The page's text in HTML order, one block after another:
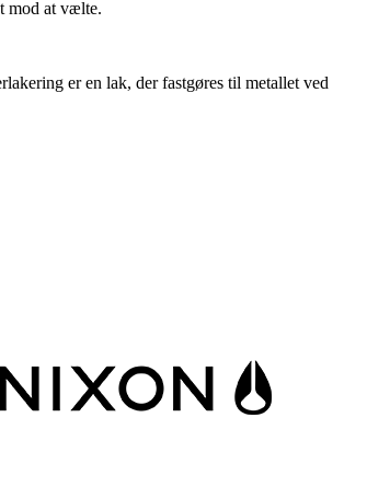
mod at vælte.
er en lak, der fastgøres til metallet ved